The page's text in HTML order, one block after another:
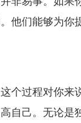
他们能够为你
个过程对你来
自己。无论是